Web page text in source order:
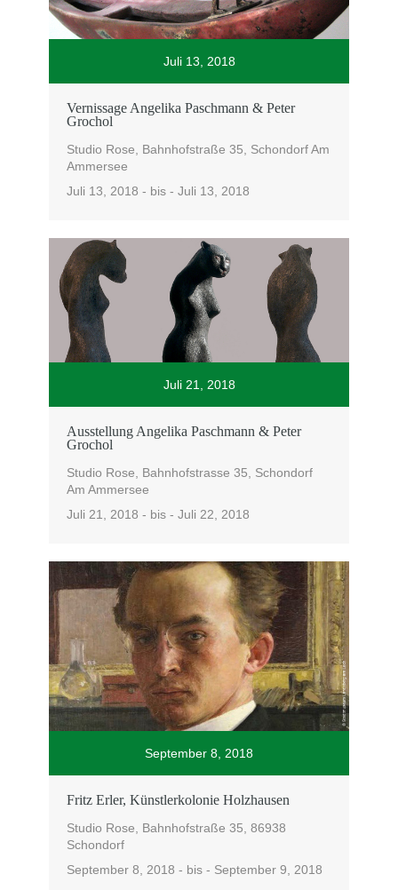
Juli 13, 2018
Vernissage Angelika Paschmann & Peter
Grochol
Studio Rose, Bahnhofstraße 35, Schondorf Am
Ammersee
Juli 13, 2018 - bis - Juli 13, 2018
Juli 21, 2018
Ausstellung Angelika Paschmann & Peter
Grochol
Studio Rose, Bahnhofstrasse 35, Schondorf
Am Ammersee
Juli 21, 2018 - bis - Juli 22, 2018
September 8, 2018
Fritz Erler, Künstlerkolonie Holzhausen
Studio Rose, Bahnhofstraße 35, 86938
Schondorf
September 8, 2018 - bis - September 9, 2018